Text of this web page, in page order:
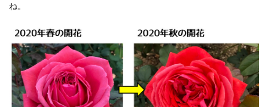
ね。